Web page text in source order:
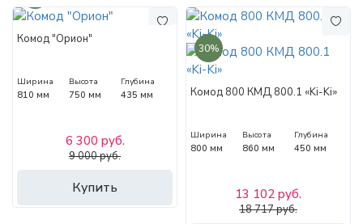
Комод "Орион"
Ширина
810 мм
Высота
750 мм
Глубина
435 мм
Купить
6 300 руб.
9 000 руб.
30%
Комод 800 КМД 800.1 «Ki-Ki»
Ширина
800 мм
Высота
860 мм
Глубина
450 мм
13 102 руб.
18 717 руб.